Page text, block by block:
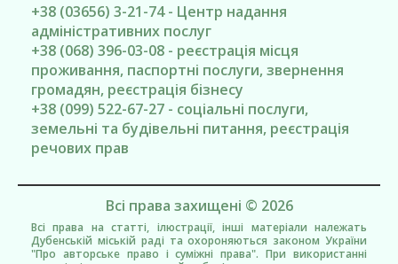
+38 (03656) 3-21-74 - Центр надання
адміністративних послуг
+38 (068) 396-03-08 - реєстрація місця
проживання, паспортні послуги, звернення
громадян, реєстрація бізнесу
+38 (099) 522-67-27 - соціальні послуги,
земельні та будівельні питання, реєстрація
речових прав
Всі права захищені © 2026
Всі права на статті, ілюстрації, інші матеріали належать
Дубенській міській раді та охороняються законом України
"Про авторське право і суміжні права". При використанні